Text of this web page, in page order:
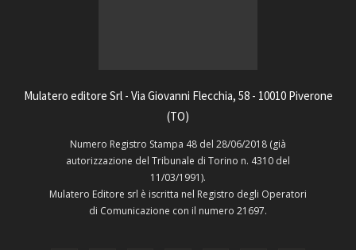
Mulatero editore Srl - Via Giovanni Flecchia, 58 - 10010 Piverone
(TO)
Numero Registro Stampa 48 del 28/06/2018 (già
autorizzazione del Tribunale di Torino n. 4310 del
11/03/1991).
Mulatero Editore srl è iscritta nel Registro degli Operatori
di Comunicazione con il numero 21697.